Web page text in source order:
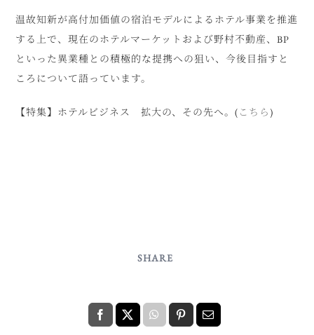
SHARE
温故知新が高付加価値の宿泊モデルによるホテル事業を推進
する上で、現在のホテルマーケットおよび野村不動産、BP
といった異業種との積極的な提携への狙い、今後目指すと
ころについて語っています。
【特集】ホテルビジネス 拡大の、その先へ。( こちら)